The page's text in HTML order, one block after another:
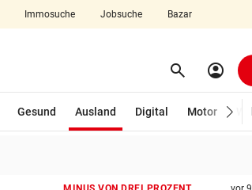
Immosuche Jobsuche Bazar
search Suchen
account_circle
Gesund Ausland
Digital
Motor